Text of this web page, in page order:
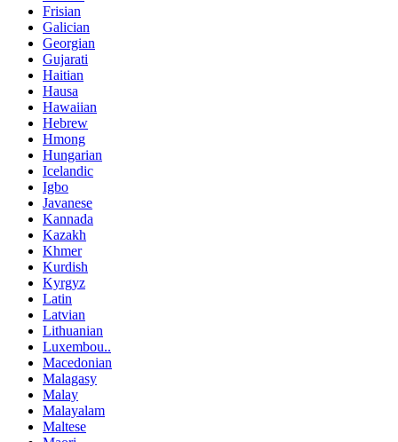
Frisian
Galician
Georgian
Gujarati
Haitian
Hausa
Hawaiian
Hebrew
Hmong
Hungarian
Icelandic
Igbo
Javanese
Kannada
Kazakh
Khmer
Kurdish
Kyrgyz
Latin
Latvian
Lithuanian
Luxembou..
Macedonian
Malagasy
Malay
Malayalam
Maltese